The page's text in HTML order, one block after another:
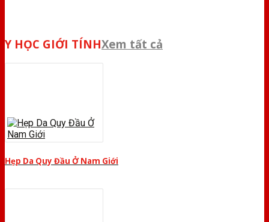
Y HỌC GIỚI TÍNHXem tất cả
Hẹp Da Quy Đầu Ở Nam Giới